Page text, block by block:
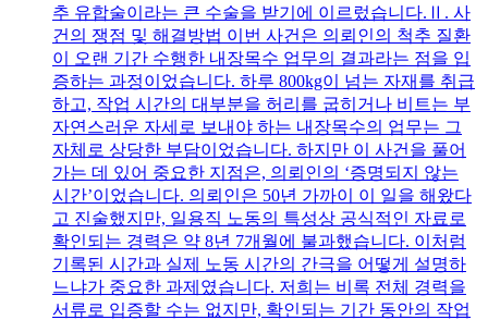
추 유합술이라는 큰 수술을 받기에 이르렀습니다.Ⅱ. 사
건의 쟁점 및 해결방법 이번 사건은 의뢰인의 척추 질환
이 오랜 기간 수행한 내장목수 업무의 결과라는 점을 입
증하는 과정이었습니다. 하루 800kg이 넘는 자재를 취급
하고, 작업 시간의 대부분을 허리를 굽히거나 비트는 부
자연스러운 자세로 보내야 하는 내장목수의 업무는 그
자체로 상당한 부담이었습니다. 하지만 이 사건을 풀어
가는 데 있어 중요한 지점은, 의뢰인의 ‘증명되지 않는
시간’이었습니다. 의뢰인은 50년 가까이 이 일을 해왔다
고 진술했지만, 일용직 노동의 특성상 공식적인 자료로
확인되는 경력은 약 8년 7개월에 불과했습니다. 이처럼
기록된 시간과 실제 노동 시간의 간극을 어떻게 설명하
느냐가 중요한 과제였습니다. 저희는 비록 전체 경력을
서류로 입증할 수는 없지만, 확인되는 기간 동안의 작업